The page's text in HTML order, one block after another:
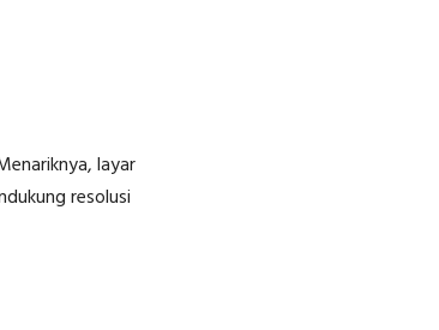
layar
resolusi